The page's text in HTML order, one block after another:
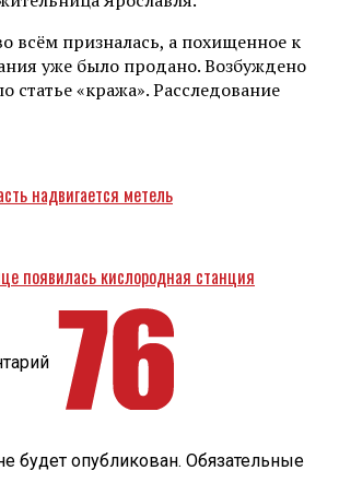
всём призналась, а похищенное к
уже было продано. Возбуждено
статье «кража». Расследование
надвигается метель
появилась кислородная станция
будет опубликован. Обязательные